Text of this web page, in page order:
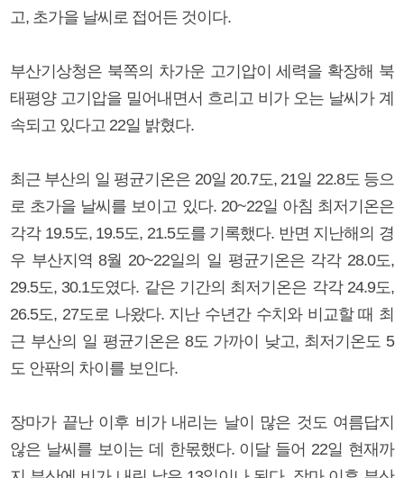
고, 초가을 날씨로 접어든 것이다.
부산기상청은 북쪽의 차가운 고기압이 세력을 확장해 북
태평양 고기압을 밀어내면서 흐리고 비가 오는 날씨가 계
속되고 있다고 22일 밝혔다.
최근 부산의 일 평균기온은 20일 20.7도, 21일 22.8도 등으
로 초가을 날씨를 보이고 있다. 20~22일 아침 최저기온은
각각 19.5도, 19.5도, 21.5도를 기록했다. 반면 지난해의 경
우 부산지역 8월 20~22일의 일 평균기온은 각각 28.0도,
29.5도, 30.1도였다. 같은 기간의 최저기온은 각각 24.9도,
26.5도, 27도로 나왔다. 지난 수년간 수치와 비교할 때 최
근 부산의 일 평균기온은 8도 가까이 낮고, 최저기온도 5
도 안팎의 차이를 보인다.
장마가 끝난 이후 비가 내리는 날이 많은 것도 여름답지
않은 날씨를 보이는 데 한몫했다. 이달 들어 22일 현재까